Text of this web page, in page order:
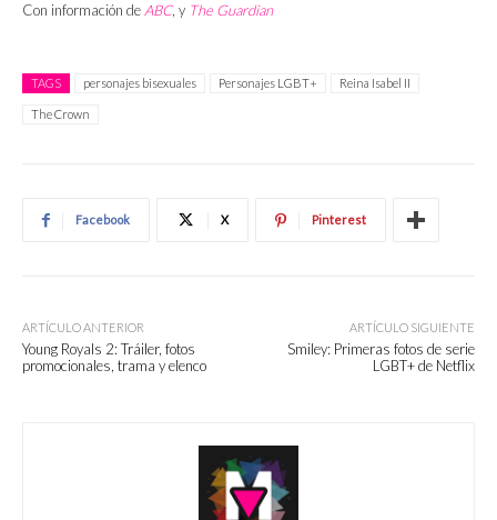
Con información deABC, y The Guardian
TAGS personajes bisexuales Personajes LGBT+ Reina Isabel II
The Crown
Facebook X Pinterest
ARTÍCULO ANTERIOR
Young Royals 2: Tráiler, fotos
promocionales, trama y elenco
ARTÍCULO SIGUIENTE
Smiley: Primeras fotos de serie
LGBT+ de Netflix